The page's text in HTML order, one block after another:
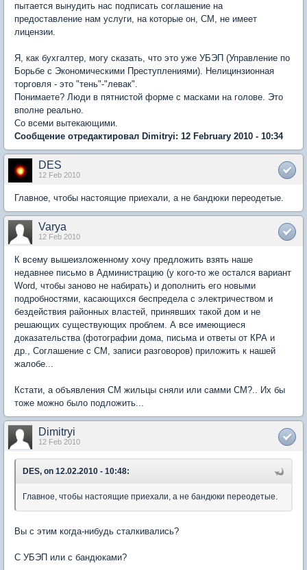
пытается вынудить нас подписать соглашение на
предоставление нам услуги, на которые он, СМ, не имеет
лицензии.
Я, как бухгалтер, могу сказать, что это уже УБЭП (Управление по
Борьбе с Экономическими Преступлениями). Нелицинзионная
торговля - это "тень"-"левак".
Понимаете? Люди в пятнистой форме с масками на голове. Это
вполне реально.
Со всеми вытекающими.
Сообщение отредактировал Dimitryi: 12 February 2010 - 10:34
DES
12 Feb 2010
Главное, чтобы настоящие приехали, а не бандюки переодетые.
Varya
12 Feb 2010
К всему вышеизложенному хочу предложить взять наше
недавнее письмо в Администрацию (у кого-то же остался вариант
Word, чтобы заново не набирать) и дополнить его новыми
подробностями, касающихся беспредела с электричеством и
бездействия районных властей, принявших такой дом и не
решающих существующих проблем. А все имеющиеся
доказательства (фотографии дома, письма и ответы от КРА и
др., Соглашение с СМ, записи разговоров) приложить к нашей
жалобе...
Кстати, а объявления СМ жильцы сняли или самми СМ?.. Их бы
тоже можно было подложить...
Dimitryi
12 Feb 2010
DES, on 12.02.2010 - 10:48:
Главное, чтобы настоящие приехали, а не бандюки переодетые.
Вы с этим когда-нибудь сталкивались?
С УБЭП или с бандюками?